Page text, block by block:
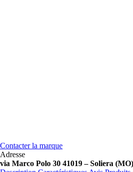
Contacter la marque
Adresse
via Marco Polo 30 41019 – Soliera